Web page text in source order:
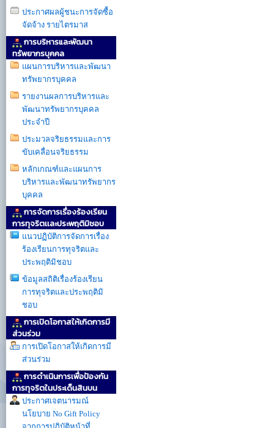
ประกาศผลผู้ชนะการจัดซื้อ
จัดจ้าง รายไตรมาส
การบริหารและพัฒนา
ทรัพยากรบุคคล
แผนการบริหารเเละพัฒนา
ทรัพยากรบุคคล
รายงานผลการบริหารและ
พัฒนาทรัพยากรบุคคล
ประจำปี
ประมวลจริยธรรมและการ
ขับเคลื่อนจริยธรรม
หลักเกณฑ์และแผนการ
บริหารและพัฒนาทรัพยากร
บุคคล
การจัดการเรื่องร้องเรียน
การทุจริตเเละประพฤติมิชอบ
แนวปฏิบัติการจัดการเรื่อง
ร้องเรียนการทุจริตและ
ประพฤติมิชอบ
ข้อมูลสถิติเรื่องร้องเรียน
การทุจริตและประพฤติมิ
ชอบ
การเปิดโอกาสให้เกิดการมี
ส่วนร่วม
การเปิดโอกาสให้เกิดการมี
ส่วนร่วม
การดำเนินการเพื่อป้องกัน
การทุจริตในประเด็นสินบน
ประกาศเจตนารมณ์
นโยบาย No Gift Policy